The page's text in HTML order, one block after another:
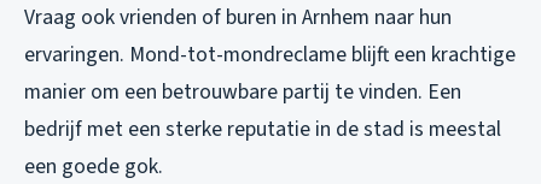
Vraag ook vrienden of buren in Arnhem naar hun
ervaringen. Mond-tot-mondreclame blijft een krachtige
manier om een betrouwbare partij te vinden. Een
bedrijf met een sterke reputatie in de stad is meestal
een goede gok.